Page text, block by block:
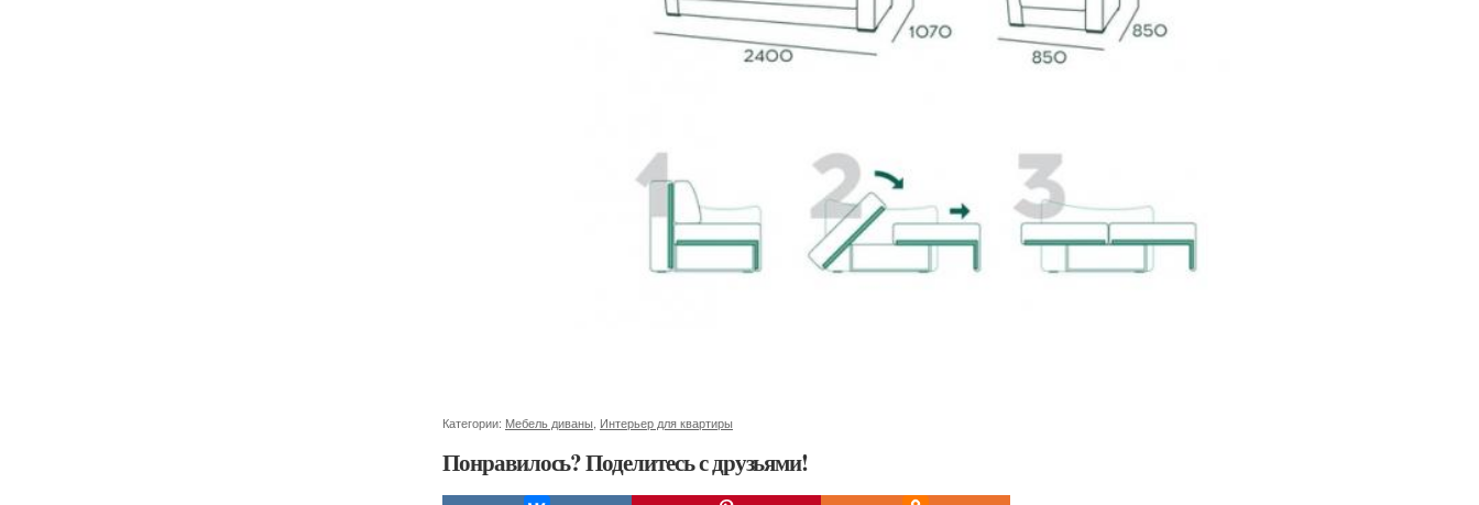
Категории: Мебель диваны Интерьер для квартиры
Понравилось? Поделитесь с друзьями!